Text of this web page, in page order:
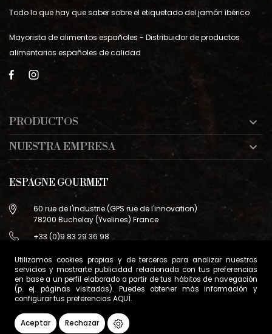
Utilizamos cookies propias y de terceros para analizar nuestros
servicios y mostrarte publicidad relacionada con tus preferencias
en base a un perfil elaborado a partir de tus hábitos de navegación
(p. ej. páginas visitadas). Puedes obtener más información y
configurar tus preferencias AQUÍ.
Aceptar Rechazar
Todo lo que hay que saber sobre el etiquetado del jamón ibérico
Mayorista de alimentos españoles - Distribuidor de productos
alimentarios españoles de calidad
PRODUCTOS 
NUESTRA EMPRESA 
ESPAGNE GOURMET
60 rue de l'industrie (GPS rue de l'innovation)
78200 Buchelay (Yvelines) France
+33 (0)9 83 29 36 98
78200 Buchelay (Yvelines) France
Contáctanos
Condiciones generales de venta